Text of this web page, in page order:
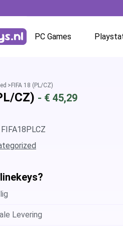
PC Games
GOG.com
EA App / Origin
Ubisoft / Uplay
FIFA 18 (PL/CZ)
CZ) - € 45,29
Levering